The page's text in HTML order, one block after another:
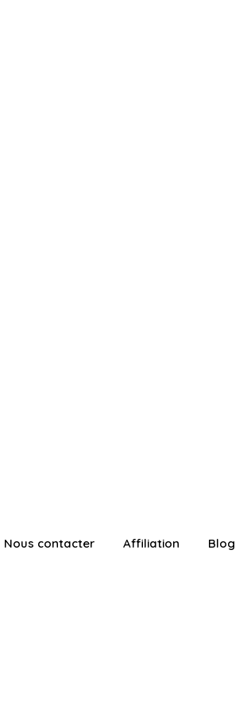
Nous contacter Affiliation Blog